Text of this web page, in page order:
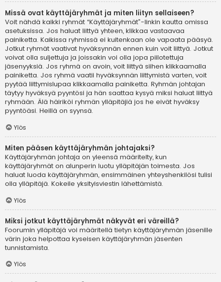
Missä ovat käyttäjäryhmät ja miten liityn sellaiseen?
Voit nähdä kaikki ryhmät “Käyttäjäryhmät”-linkin kautta omissa
asetuksissa. Jos haluat liittyä yhteen, klikkaa vastaavaa
painiketta. Kaikissa ryhmissä ei kuitenkaan ole vapaata pääsyä.
Jotkut ryhmät vaativat hyväksynnän ennen kuin voit liittyä. Jotkut
voivat olla suljettuja ja joissakin voi olla jopa piilotettuja
jäsenyyksiä. Jos ryhmä on avoin, voit liittyä siihen klikkaamalla
painiketta. Jos ryhmä vaatii hyväksynnän liittymistä varten, voit
pyytää liittymislupaa klikkaamalla painiketta. Ryhmän johtajan
täytyy hyväksyä pyyntösi ja hän saattaa kysyä miksi haluat liittyä
ryhmään. Älä häiriköi ryhmän ylläpitäjiä jos he eivät hyväksy
pyyntöäsi. Heillä on syynsä.
Ylös
Miten pääsen käyttäjäryhmän johtajaksi?
Käyttäjäryhmän johtaja on yleensä määritelty, kun
käyttäjäryhmät on alunperin luotu ylläpitäjän toimesta. Jos
haluat luoda käyttäjäryhmän, ensimmäinen yhteyshenkilösi tulisi
olla ylläpitäjä. Kokeile yksityisviestin lähettämistä.
Ylös
Miksi jotkut käyttäjäryhmät näkyvät eri väreillä?
Foorumin ylläpitäjä voi määritellä tietyn käyttäjäryhmän jäsenille
värin joka helpottaa kyseisen käyttäjäryhmän jäsenten
tunnistamista.
Ylös